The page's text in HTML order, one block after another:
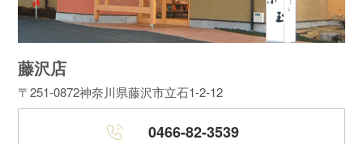
藤沢店
〒251-0872神奈川県藤沢市立石1-2-12
0466-82-3539